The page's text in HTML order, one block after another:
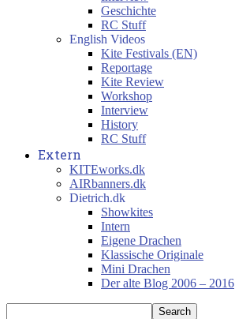
Geschichte
RC Stuff
English Videos
Kite Festivals (EN)
Reportage
Kite Review
Workshop
Interview
History
RC Stuff
Extern
KITEworks.dk
AIRbanners.dk
Dietrich.dk
Showkites
Intern
Eigene Drachen
Klassische Originale
Mini Drachen
Der alte Blog 2006 – 2016